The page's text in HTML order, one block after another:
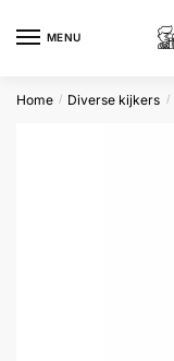
MENU
Home / Diverse kijkers /